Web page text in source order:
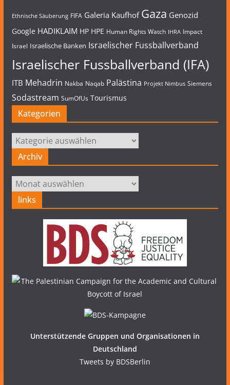
Ethnische Säuberung FIFA Galeria Kaufhof Gaza Genozid
Google HADIKLAIM HP HPE Human Rights Watch IHRA Impact
Israel Israelische Banken Israelischer Fussballverband
Israelischer Fussballverband (IFA)
ITB Mehadrin Nakba Naqab Palästina Projekt Nimbus Siemens
Sodastream SumOfUs Tourismus
Kategorien
Kategorien
Archiv
Archiv
links
Unterstützende Gruppen und Organisationen in
Deutschland
Tweets by BDSBerlin